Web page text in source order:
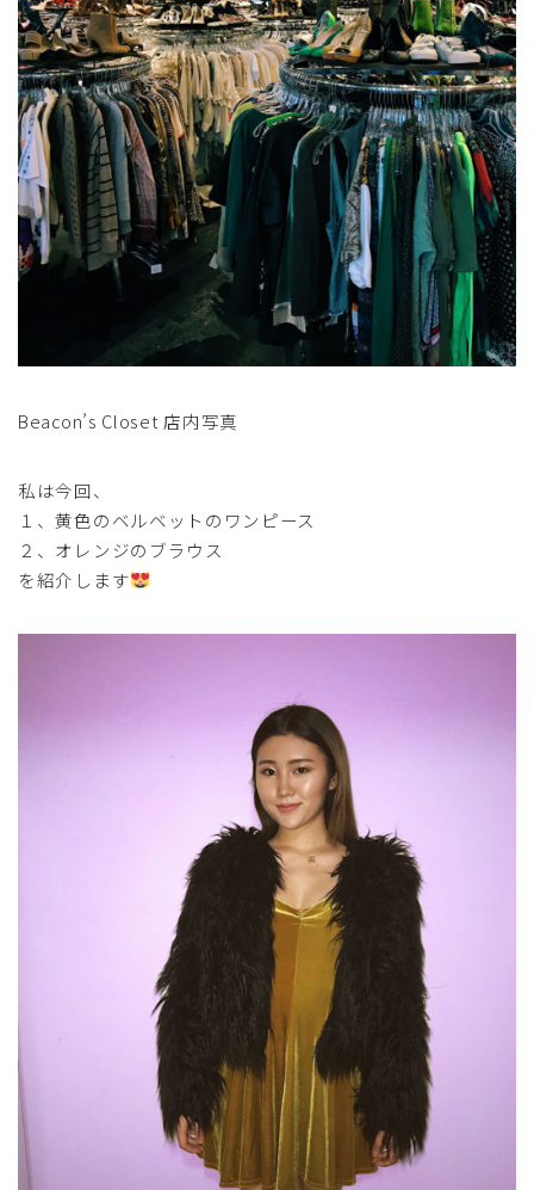
Beacon’s Closet 店内写真
私は今回、
１、黄色のベルベットのワンピース
２、オレンジのブラウス
を紹介します